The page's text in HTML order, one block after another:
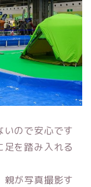
いので安心です
を踏み入れる
親が写真撮影す